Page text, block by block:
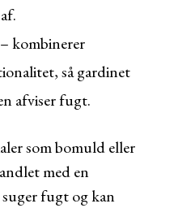
– kombinerer
så gardinet
afviser fugt.
som bomuld eller
med en
fugt og kan